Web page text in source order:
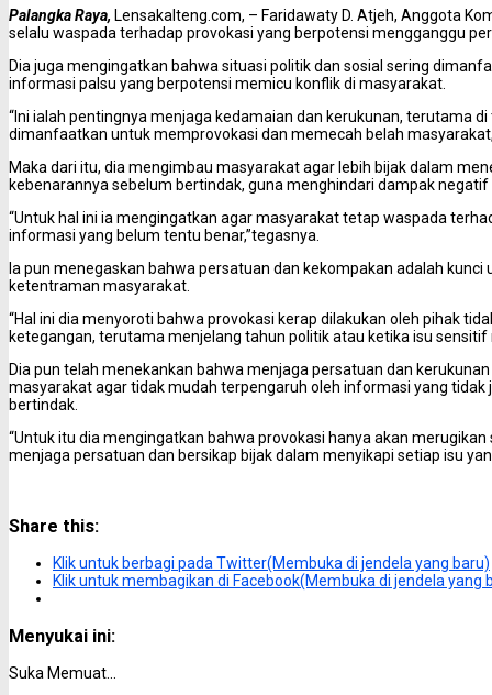
Palangka Raya, Lensakalteng.com, – Faridawaty D. Atjeh, Anggota
selalu waspada terhadap provokasi yang berpotensi mengganggu
Dia juga mengingatkan bahwa situasi politik dan sosial sering
informasi palsu yang berpotensi memicu konflik di masyarakat.
“Ini ialah pentingnya menjaga kedamaian dan kerukunan, terutama
dimanfaatkan untuk memprovokasi dan memecah belah
Maka dari itu, dia mengimbau masyarakat agar lebih bijak dalam
kebenarannya sebelum bertindak, guna menghindari dampak
“Untuk hal ini ia mengingatkan agar masyarakat tetap waspada
informasi yang belum tentu benar,”tegasnya.
Ia pun menegaskan bahwa persatuan dan kekompakan adalah
ketentraman masyarakat.
“Hal ini dia menyoroti bahwa provokasi kerap dilakukan oleh pihak
ketegangan, terutama menjelang tahun politik atau ketika isu
Dia pun telah menekankan bahwa menjaga persatuan dan
masyarakat agar tidak mudah terpengaruh oleh informasi yang
bertindak.
“Untuk itu dia mengingatkan bahwa provokasi hanya akan
menjaga persatuan dan bersikap bijak dalam menyikapi setiap isu
Share this:
Klik untuk berbagi pada Twitter(Membuka di jendela yang baru)
Klik untuk membagikan di Facebook(Membuka di jendela yang
Menyukai ini:
Suka Memuat...